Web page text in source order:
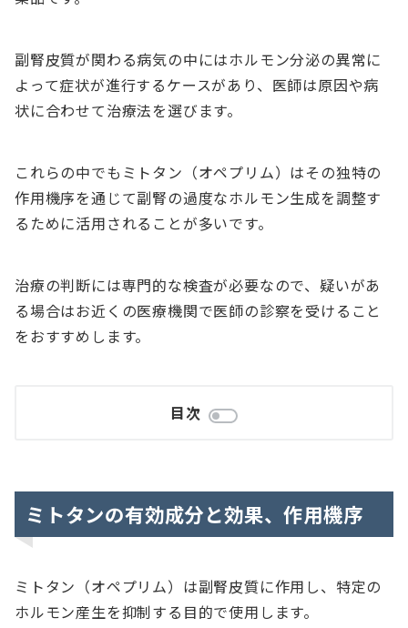
副腎皮質が関わる病気の中にはホルモン分泌の異常に
よって症状が進行するケースがあり、医師は原因や病
状に合わせて治療法を選びます。
これらの中でもミトタン（オペプリム）はその独特の
作用機序を通じて副腎の過度なホルモン生成を調整す
るために活用されることが多いです。
治療の判断には専門的な検査が必要なので、疑いがあ
る場合はお近くの医療機関で医師の診察を受けること
をおすすめします。
目次
ミトタンの有効成分と効果、作用機序
ミトタン（オペプリム）は副腎皮質に作用し、特定の
ホルモン産生を抑制する目的で使用します。